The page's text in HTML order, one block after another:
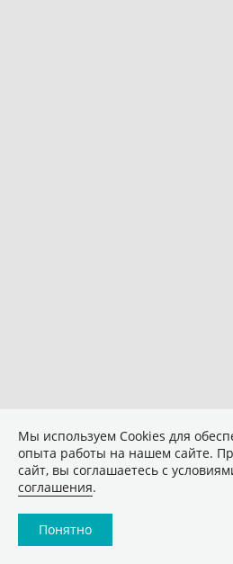
Мы используем Сookies для
опыта работы на нашем сайте.
сайт, вы соглашаетесь с
соглашения.
Понятно